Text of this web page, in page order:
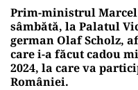
Prim-ministrul
sâmbătă, la Palatul
german Olaf Scholz,
care i-a făcut cadou
2024, la care va
României.